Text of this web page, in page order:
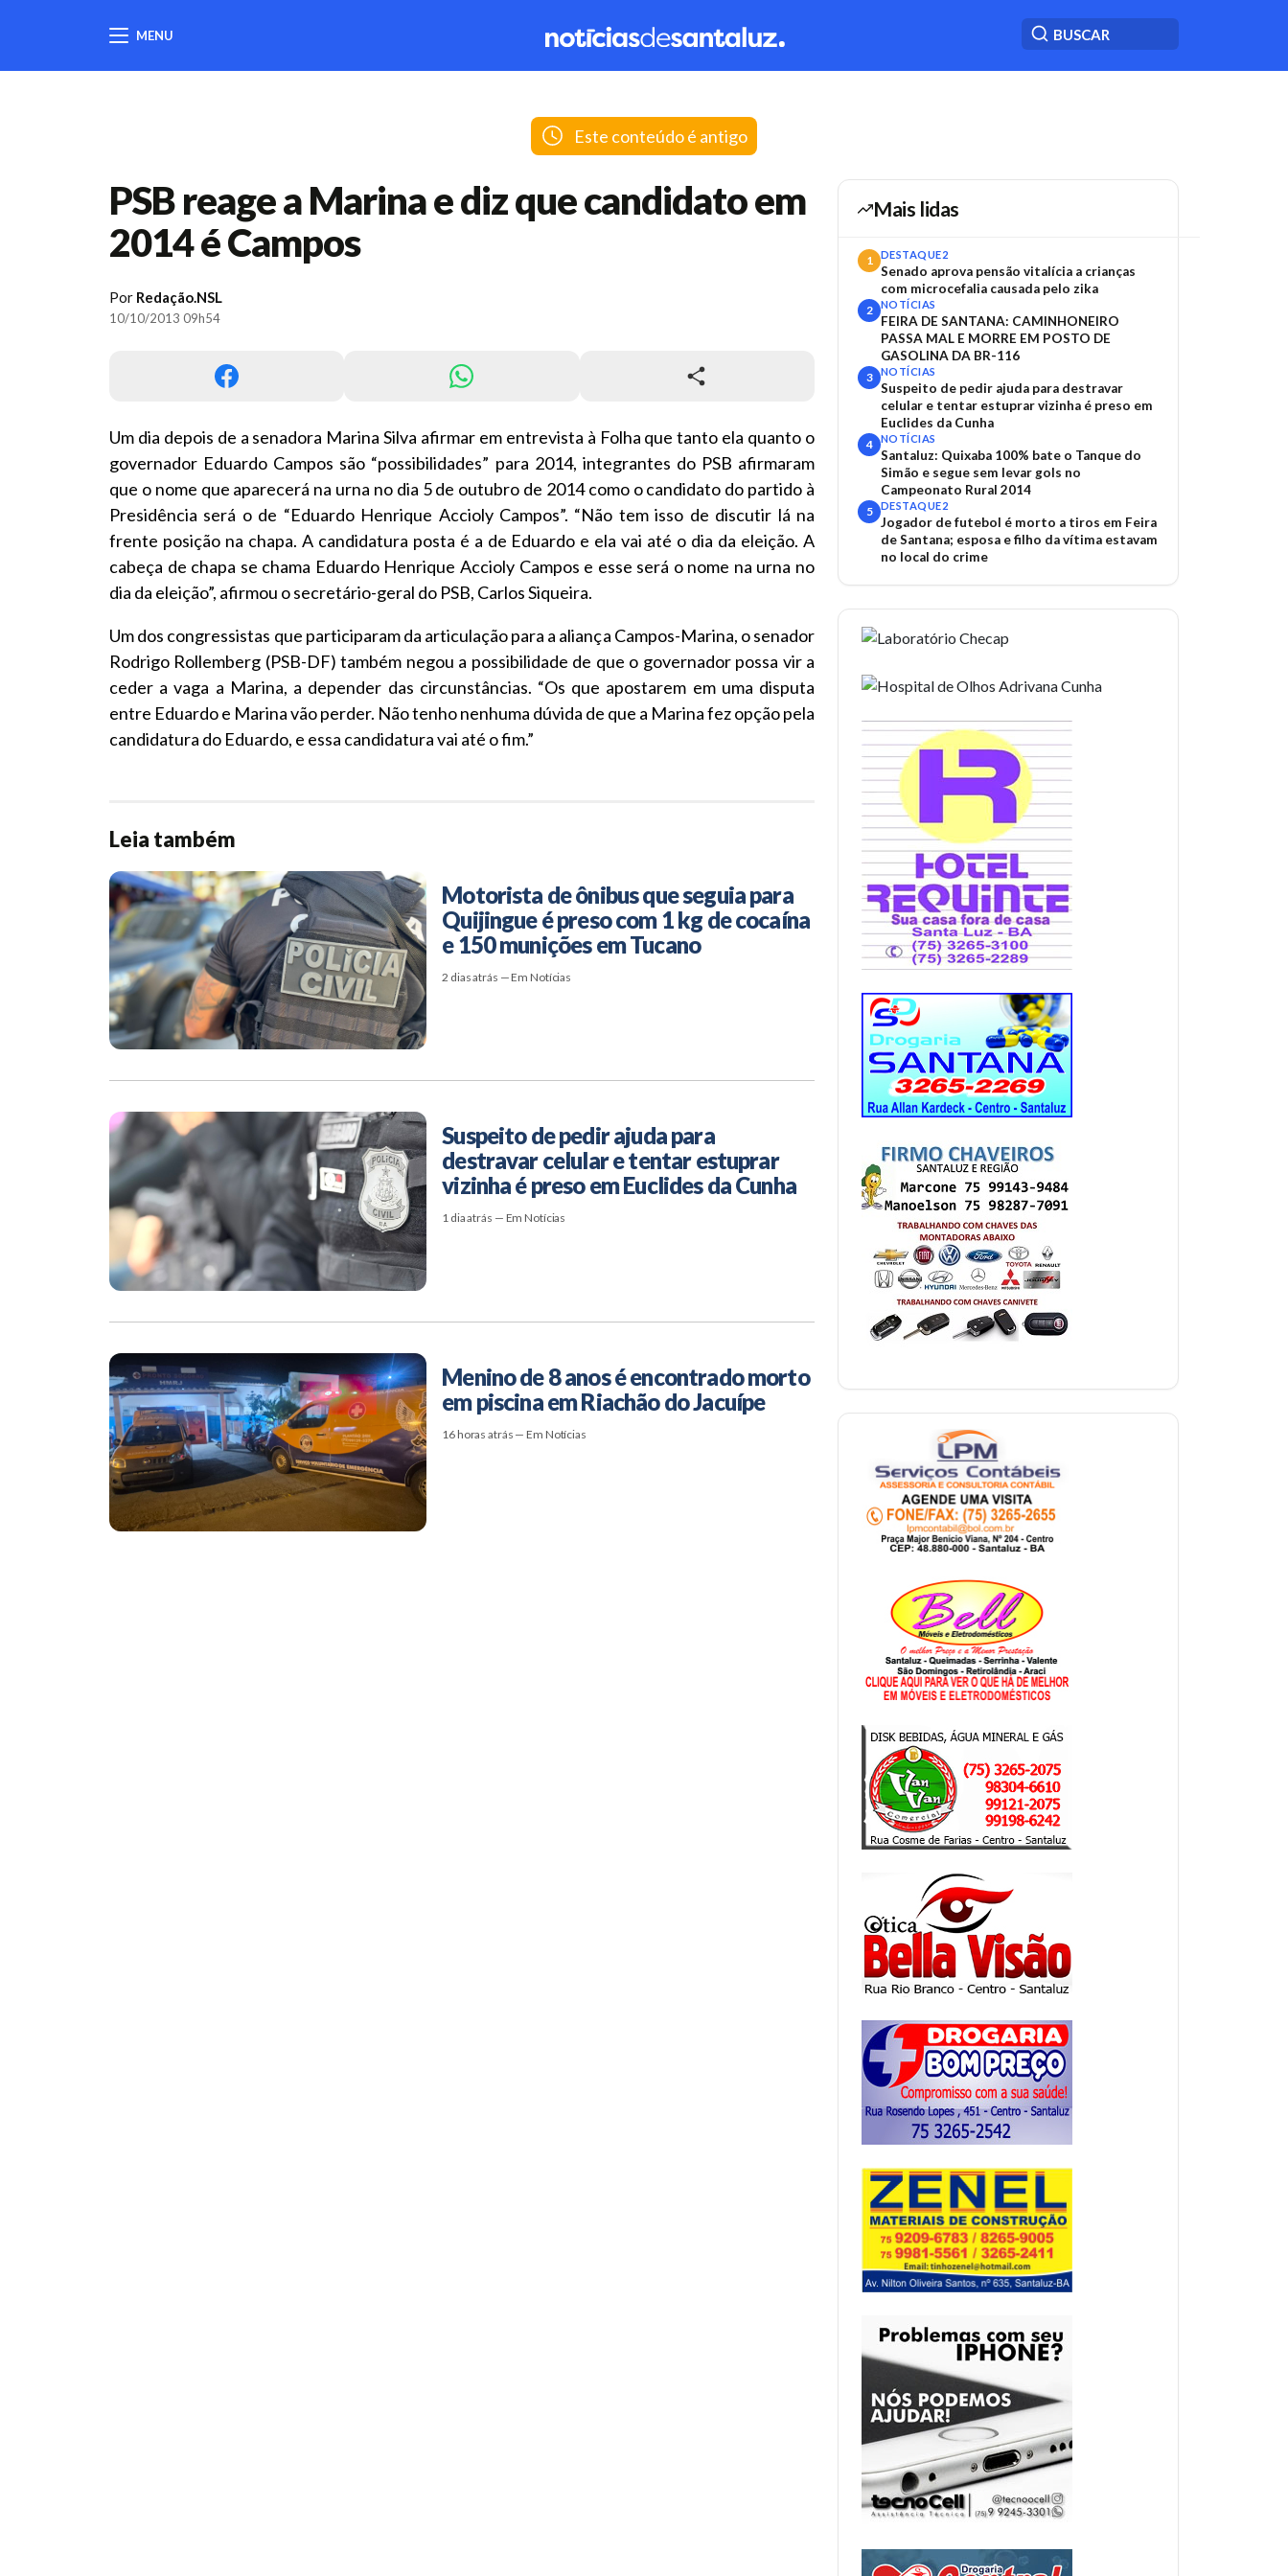
MENU
Este conteúdo é antigo
PSB reage a Marina e diz que candidato em
2014 é Campos
Por Redação.NSL
10/10/2013 09h54
Um dia depois de a senadora Marina Silva afirmar em entrevista à Folha que tanto ela quanto o
governador Eduardo Campos são “possibilidades” para 2014, integrantes do PSB afirmaram
que o nome que aparecerá na urna no dia 5 de outubro de 2014 como o candidato do partido à
Presidência será o de “Eduardo Henrique Accioly Campos”. “Não tem isso de discutir lá na
frente posição na chapa. A candidatura posta é a de Eduardo e ela vai até o dia da eleição. A
cabeça de chapa se chama Eduardo Henrique Accioly Campos e esse será o nome na urna no
dia da eleição”, afirmou o secretário-geral do PSB, Carlos Siqueira.
Um dos congressistas que participaram da articulação para a aliança Campos-Marina, o senador
Rodrigo Rollemberg (PSB-DF) também negou a possibilidade de que o governador possa vir a
ceder a vaga a Marina, a depender das circunstâncias. “Os que apostarem em uma disputa
entre Eduardo e Marina vão perder. Não tenho nenhuma dúvida de que a Marina fez opção pela
candidatura do Eduardo, e essa candidatura vai até o fim.”
Leia também
Motorista de ônibus que seguia para
Quijingue é preso com 1 kg de cocaína
e 150 munições em Tucano
2 dias atrás — Em Notícias
Suspeito de pedir ajuda para
destravar celular e tentar estuprar
vizinha é preso em Euclides da Cunha
1 dia atrás — Em Notícias
Menino de 8 anos é encontrado morto
em piscina em Riachão do Jacuípe
16 horas atrás — Em Notícias
Mais lidas
1 DESTAQUE2
Senado aprova pensão vitalícia a crianças
com microcefalia causada pelo zika
2 NOTÍCIAS
FEIRA DE SANTANA: CAMINHONEIRO
PASSA MAL E MORRE EM POSTO DE
GASOLINA DA BR-116
3 NOTÍCIAS
Suspeito de pedir ajuda para destravar
celular e tentar estuprar vizinha é preso em
Euclides da Cunha
4 NOTÍCIAS
Santaluz: Quixaba 100% bate o Tanque do
Simão e segue sem levar gols no
Campeonato Rural 2014
5 DESTAQUE2
Jogador de futebol é morto a tiros em Feira
de Santana; esposa e filho da vítima estavam
no local do crime